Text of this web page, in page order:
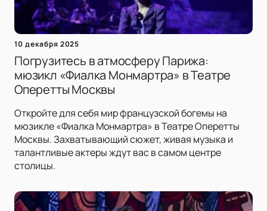
10 декабря 2025
Погрузитесь в атмосферу Парижа:
мюзикл «Фиалка Монмартра» в Театре
Оперетты Москвы
Откройте для себя мир французской богемы на
мюзикле «Фиалка Монмартра» в Театре Оперетты
Москвы. Захватывающий сюжет, живая музыка и
талантливые актеры ждут вас в самом центре
столицы.